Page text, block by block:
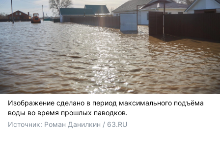
Изображение сделано в период максимального подъёма
воды во время прошлых паводков.
Источник: Роман Данилкин / 63.RU